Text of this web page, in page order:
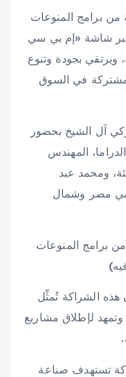
من برامج المنوعات
شاشة «إم بي سي
ويرتقي بجودة وتنوع
في السوق
آل الشيخ بحضور
المهندس
ومحمد عبد
سي مصر وشمال
من برامج المنوعات
هذه الشراكة تُمثِّل
وتمهد لإطلاق مشاريع
تستهدف صناعة